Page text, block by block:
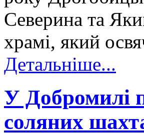
Северина та
храмі, який
Детальніше...
У Добромилі
соляних